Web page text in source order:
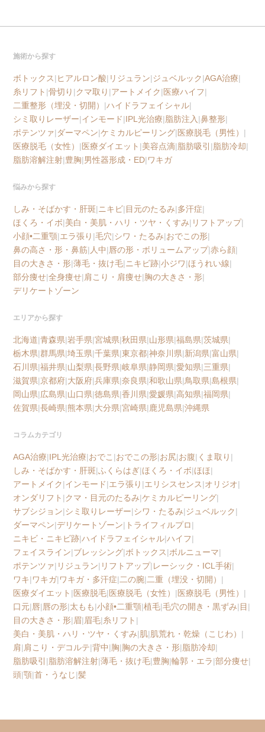
施術から探す
ボトックス|ヒアルロン酸| リジュラン|ジュベルック|AGA治療|
糸リフト |骨切り |クマ取り |アートメイク|医療ハイフ|
二重整形（埋没・切開） |ハイドラフェイシャル|
シミ取りレーザー|インモード|IPL光治療|脂肪注入 |鼻整形|
ポテンツァ|ダーマペン|ケミカルピーリング|医療脱毛（男性） |
医療脱毛（女性） |医療ダイエット |美容点滴|脂肪吸引 |脂肪冷却|
脂肪溶解注射|豊胸|男性器形成・ED|ワキガ
悩みから探す
しみ・そばかす・肝斑| ニキビ|目元のたるみ|多汗症|
ほくろ・イボ|美白・美肌・ハリ・ツヤ・くすみ| リフトアップ|
小顔•二重顎|エラ張り |毛穴|シワ・たるみ|おでこの形|
鼻の高さ・形・鼻筋| 人中|唇の形・ボリュームアップ|赤ら顔|
目の大きさ・形|薄毛・抜け毛| ニキビ跡|小ジワ|ほうれい線|
部分痩せ|全身痩せ|肩こり・肩痩せ|胸の大きさ・形|
デリケートゾーン
エリアから探す
北海道|青森県|岩手県|宮城県|秋田県|山形県|福島県|茨城県|
栃木県|群馬県|埼玉県|千葉県|東京都|神奈川県|新潟県|富山県|
石川県|福井県|山梨県|長野県|岐阜県|静岡県|愛知県|三重県|
滋賀県|京都府|大阪府|兵庫県|奈良県|和歌山県|鳥取県|島根県|
岡山県|広島県|山口県|徳島県|香川県|愛媛県|高知県|福岡県|
佐賀県|長崎県|熊本県|大分県|宮崎県|鹿児島県|沖縄県
コラムカテゴリ
AGA治療|IPL光治療|おでこ |おでこの形|お尻|お腹| くま取り |
しみ・そばかす・肝斑|ふくらはぎ|ほくろ・イボ|ほほ|
アートメイク|インモード|エラ張り |エリシスセンス|オリジオ|
オンダリフト |クマ・目元のたるみ|ケミカルピーリング|
サブシジョン|シミ取りレーザー|シワ・たるみ|ジュベルック|
ダーマペン|デリケートゾーン| トライフィルプロ|
ニキビ・ニキビ跡|ハイドラフェイシャル|ハイフ|
フェイスライン|ブレッシング|ボトックス|ボルニューマ|
ポテンツァ| リジュラン| リフトアップ|レーシック・ICL手術|
ワキ|ワキガ|ワキガ・多汗症|二の腕|二重（埋没・切開） |
医療ダイエット |医療脱毛|医療脱毛（女性） |医療脱毛（男性） |
口元|唇|唇の形|太もも|小顔•二重顎|植毛|毛穴の開き・黒ずみ|目 |
目の大きさ・形|眉|眉毛|糸リフト |
美白・美肌・ハリ・ツヤ・くすみ|肌|肌荒れ・乾燥（こじわ） |
肩|肩こり・デコルテ|背中|胸|胸の大きさ・形|脂肪冷却|
脂肪吸引 |脂肪溶解注射|薄毛・抜け毛|豊胸|輪郭・エラ|部分痩せ|
頭|顎|首・うなじ|髪